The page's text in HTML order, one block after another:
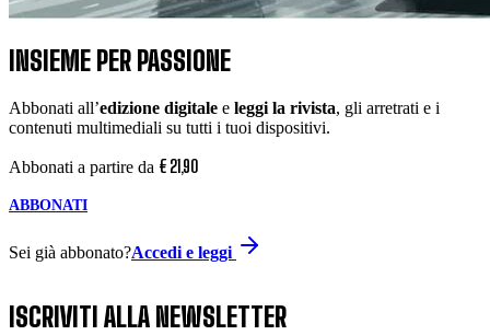
INSIEME PER PASSIONE
Abbonati all’edizione digitale e leggi la rivista, gli arretrati e i
contenuti multimediali su tutti i tuoi dispositivi.
Abbonati a partire da € 21,90
ABBONATI
Sei già abbonato?Accedi e leggi
ISCRIVITI ALLA NEWSLETTER